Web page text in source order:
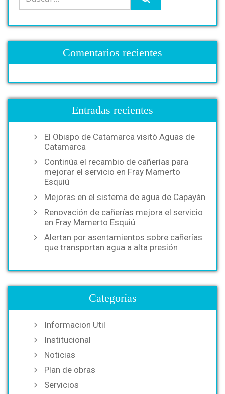
Comentarios recientes
Entradas recientes
El Obispo de Catamarca visitó Aguas de
Catamarca
Continúa el recambio de cañerías para
mejorar el servicio en Fray Mamerto
Esquiú
Mejoras en el sistema de agua de Capayán
Renovación de cañerías mejora el servicio
en Fray Mamerto Esquiú
Alertan por asentamientos sobre cañerías
que transportan agua a alta presión
Categorías
Informacion Util
Institucional
Noticias
Plan de obras
Servicios